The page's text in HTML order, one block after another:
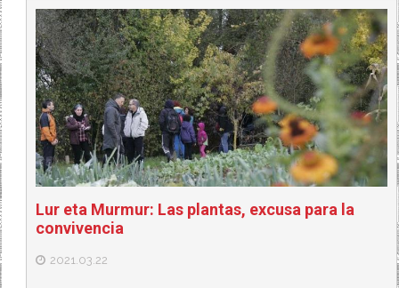
Lur eta Murmur: Las plantas, excusa para la
convivencia
2021.03.22